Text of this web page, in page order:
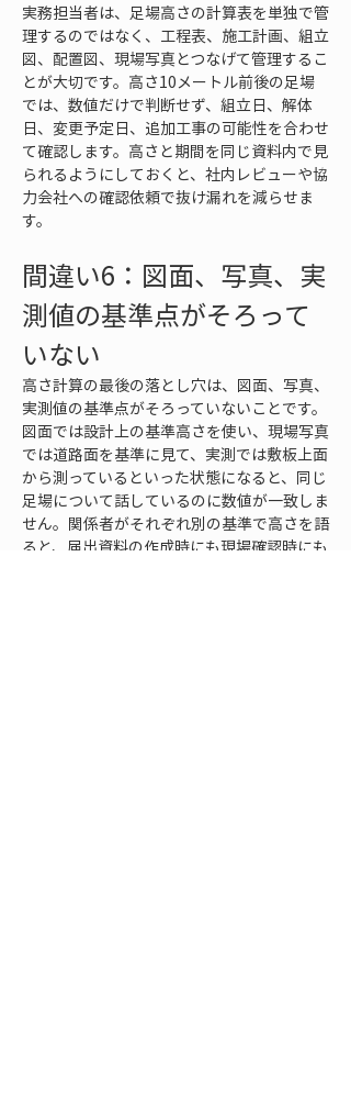
実務担当者は、足場高さの計算表を単独で管
理するのではなく、工程表、施工計画、組立
図、配置図、現場写真とつなげて管理するこ
とが大切です。高さ10メートル前後の足場
では、数値だけで判断せず、組立日、解体
日、変更予定日、追加工事の可能性を合わせ
て確認します。高さと期間を同じ資料内で見
られるようにしておくと、社内レビューや協
力会社への確認依頼で抜け漏れを減らせま
す。
間違い6：図面、写真、実
測値の基準点がそろって
いない
高さ計算の最後の落とし穴は、図面、写真、
実測値の基準点がそろっていないことです。
図面では設計上の基準高さを使い、現場写真
では道路面を基準に見て、実測では敷板上面
から測っているといった状態になると、同じ
足場について話しているのに数値が一致しま
せん。関係者がそれぞれ別の基準で高さを語
ると、届出資料の作成時にも現場確認時にも